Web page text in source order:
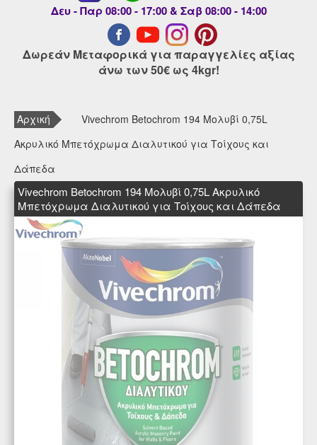
Δευ - Παρ 08:00 - 17:00 & Σαβ 08:00 - 14:00
Δωρεάν Μεταφορικά για παραγγελίες αξίας
άνω των 50€ ως 4kgr!
Αρχική
Vivechrom Betochrom 194 Μολυβί 0,75L
Ακρυλικό Mπετόχρωμα Διαλυτικού για Τοίχους και
Δάπεδα
Vivechrom Betochrom 194 Μολυβί 0,75L Ακρυλικό
Mπετόχρωμα Διαλυτικού για Τοίχους και Δάπεδα